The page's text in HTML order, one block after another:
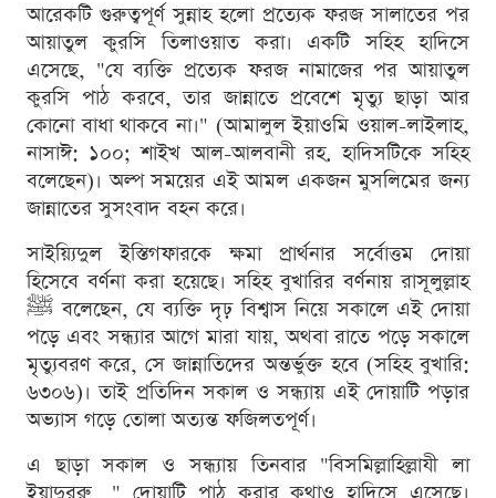
আরেকটি গুরুত্বপূর্ণ সুন্নাহ হলো প্রত্যেক ফরজ সালাতের পর
আয়াতুল কুরসি তিলাওয়াত করা। একটি সহিহ হাদিসে
এসেছে, "যে ব্যক্তি প্রত্যেক ফরজ নামাজের পর আয়াতুল
কুরসি পাঠ করবে, তার জান্নাতে প্রবেশে মৃত্যু ছাড়া আর
কোনো বাধা থাকবে না।" (আমালুল ইয়াওমি ওয়াল-লাইলাহ,
নাসাঈ: ১০০; শাইখ আল-আলবানী রহ. হাদিসটিকে সহিহ
বলেছেন)। অল্প সময়ের এই আমল একজন মুসলিমের জন্য
জান্নাতের সুসংবাদ বহন করে।
সাইয়্যিদুল ইস্তিগফারকে ক্ষমা প্রার্থনার সর্বোত্তম দোয়া
হিসেবে বর্ণনা করা হয়েছে। সহিহ বুখারির বর্ণনায় রাসূলুল্লাহ
ﷺ বলেছেন, যে ব্যক্তি দৃঢ় বিশ্বাস নিয়ে সকালে এই দোয়া
পড়ে এবং সন্ধ্যার আগে মারা যায়, অথবা রাতে পড়ে সকালে
মৃত্যুবরণ করে, সে জান্নাতিদের অন্তর্ভুক্ত হবে (সহিহ বুখারি:
৬৩০৬)। তাই প্রতিদিন সকাল ও সন্ধ্যায় এই দোয়াটি পড়ার
অভ্যাস গড়ে তোলা অত্যন্ত ফজিলতপূর্ণ।
এ ছাড়া সকাল ও সন্ধ্যায় তিনবার "বিসমিল্লাহিল্লাযী লা